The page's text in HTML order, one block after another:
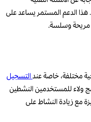
الدعم المستمر يساعد على
مريحة وسلسة.
مختلفة، خاصة عندالتسجيل
ولاء للمستخدمين النشطين
مع زيادة النشاط على